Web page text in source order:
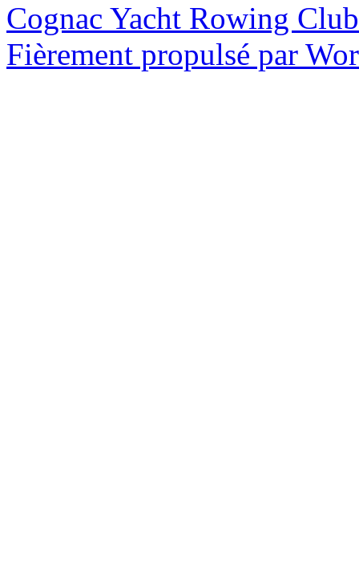
Cognac Yacht Rowing Club
Fièrement propulsé par